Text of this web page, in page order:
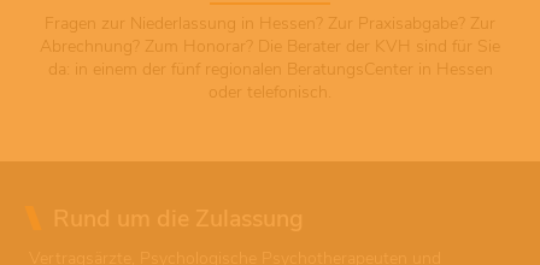
Fragen zur Niederlassung in Hessen? Zur Praxisabgabe? Zur
Abrechnung? Zum Honorar? Die Berater der KVH sind für Sie
da: in einem der fünf regionalen BeratungsCenter in Hessen
oder telefonisch.